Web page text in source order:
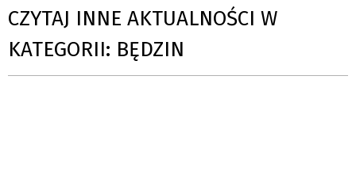
CZYTAJ INNE AKTUALNOŚCI W
KATEGORII: BĘDZIN